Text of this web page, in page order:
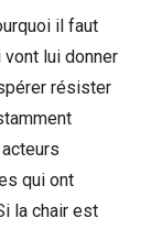
il faut
lui donner
résister
qui ont
la chair est